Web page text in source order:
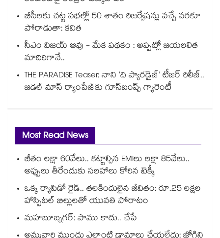
బీసీలకు చట్ట సభల్లో 50 శాతం రిజర్వేషన్లు వచ్చే వరకూ
పోరాడుతా: కవిత
సీఎం విజయ్ ఆవు - మేక పథకం : అప్పట్లో జయలలిత
మాదిరిగానే..
THE PARADISE Teaser: నాని ‘ది ప్యారడైజ్‌‌’ టీజర్ రిలీజ్..
జడల్ మాస్ ర్యాంపేజ్‌కు గూస్‌బంప్స్ గ్యారెంటీ
Most Read News
జీతం లక్షా 60వేలు.. కట్టాల్సిన EMIలు లక్షా 85వేలు..
అప్పులు తీరేందుకు సలహాలు కోరిన టెక్కీ
ఒక్క ర్యాపిడో రైడ్.. తలకిందులైన జీవితం: రూ.25 లక్షల
హాస్పిటల్ బిల్లులతో యువతి పోరాటం
మహబూబ్నగర్: పాము కాదు.. చేపే